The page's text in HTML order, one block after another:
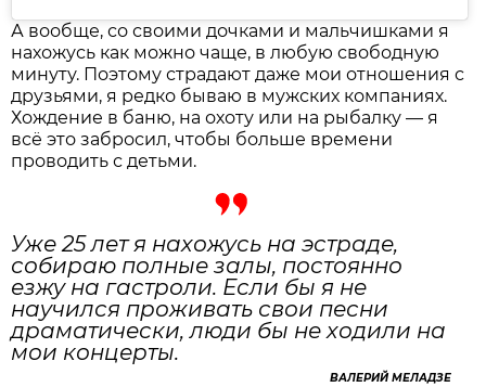
А вообще, со своими дочками и мальчишками я
нахожусь как можно чаще, в любую свободную
минуту. Поэтому страдают даже мои отношения с
друзьями, я редко бываю в мужских компаниях.
Хождение в баню, на охоту или на рыбалку — я
всё это забросил, чтобы больше времени
проводить с детьми.
Уже 25 лет я нахожусь на эстраде,
собираю полные залы, постоянно
езжу на гастроли. Если бы я не
научился проживать свои песни
драматически, люди бы не ходили на
мои концерты.
ВАЛЕРИЙ МЕЛАДЗЕ